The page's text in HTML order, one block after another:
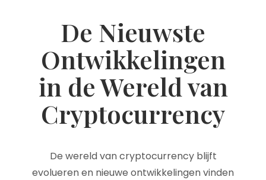
De Nieuwste
Ontwikkelingen
in de Wereld van
Cryptocurrency
De wereld van cryptocurrency blijft
evolueren en nieuwe ontwikkelingen vinden